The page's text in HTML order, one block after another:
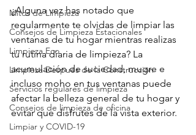
Mitos de Limpieza
Consejos de Limpieza Estacionales
Limpieza Eco
Limpieza Después de la Construcción
Servicios regulares de limpieza
Consejos de limpieza de oficina
Limpiar y COVID-19
¿Alguna vez has notado que
regularmente te olvidas de limpiar las
ventanas de tu hogar mientras realizas
tu rutina diaria de limpieza? La
acumulación de suciedad, mugre e
incluso moho en tus ventanas puede
afectar la belleza general de tu hogar y
evitar que disfrutes de la vista exterior.